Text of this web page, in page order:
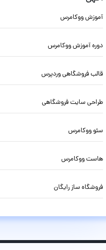
آموزش ووکامرس
دوره آموزش ووکامرس
قالب فروشگاهی وردپرس
طراحی سایت فروشگاهی
سئو ووکامرس
هاست ووکامرس
فروشگاه ساز رایگان